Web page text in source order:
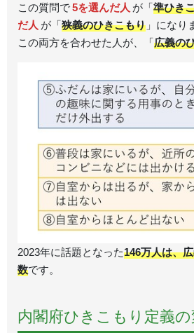
この質問で5を選んだ人 が「準ひき
だ人 が「狭義のひきこもり 」になり
この両方を合わせた人が、「広義の
2023年に話題となった146万人は、
数です。
内閣府ひきこもり定義